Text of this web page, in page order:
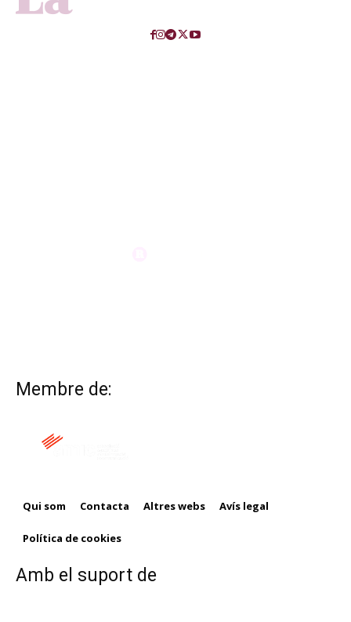
Membre de:
Qui som Contacta Altres webs Avís legal
Política de cookies
Amb el suport de